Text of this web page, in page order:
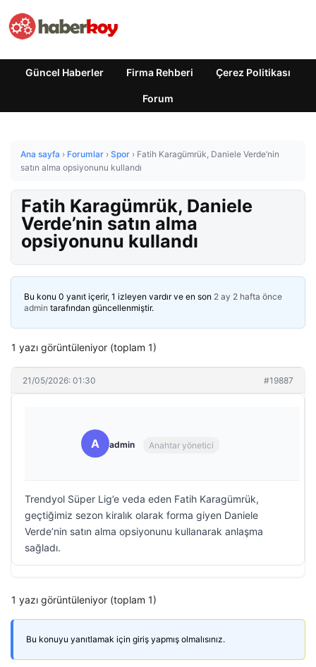
Güncel Haberler Firma Rehberi Çerez Politikası
Forum
Ana sayfa › Forumlar › Spor › Fatih Karagümrük, Daniele Verde’nin
satın alma opsiyonunu kullandı
Fatih Karagümrük, Daniele
Verde’nin satın alma
opsiyonunu kullandı
Bu konu 0 yanıt içerir, 1 izleyen vardır ve en son 2 ay 2 hafta önce
admin tarafından güncellenmiştir.
1 yazı görüntüleniyor (toplam 1)
21/05/2026: 01:30 #19887
A admin Anahtar yönetici
Trendyol Süper Lig’e veda eden Fatih Karagümrük,
geçtiğimiz sezon kiralık olarak forma giyen Daniele
Verde’nin satın alma opsiyonunu kullanarak anlaşma
sağladı.
1 yazı görüntüleniyor (toplam 1)
Bu konuyu yanıtlamak için giriş yapmış olmalısınız.